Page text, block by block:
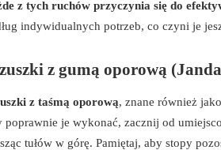
z tych ruchów przyczynia się do
indywidualnych potrzeb, co czyni je
z gumą oporową
z taśmą oporową, znane również jako
poprawnie je wykonać, zacznij od
tułów w górę. Pamiętaj, aby stopy